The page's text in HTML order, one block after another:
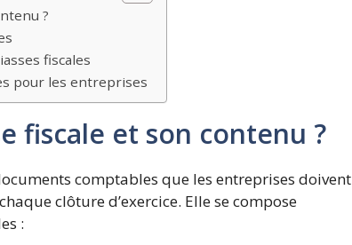
?
fiscales
pour les entreprises
fiscale et son contenu ?
comptables que les entreprises doivent
clôture d’exercice. Elle se compose
: